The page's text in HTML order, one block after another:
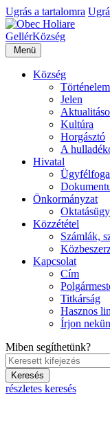
Ugrás a tartalomra
GellérKözség
Menü
Község
Történelem
Jelen
Kultúra
Horgásztó
A
Hivatal
Önkormányzat
Oktatásügy
Közzététel
Számlák,
Kapcsolat
Cím
Titkárság
Hasznos
Írjon
Miben segíthetünk?
Keresés
részletes keresés